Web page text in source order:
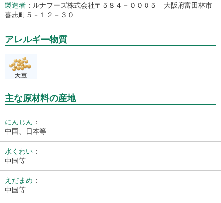
製造者
ルナフーズ株式会社〒５８４－０００５ 大阪府富田林市
喜志町５－１２－３０
アレルギー物質
主な原材料の産地
にんじん ：
中国、日本等
水くわい ：
中国等
えだまめ ：
中国等